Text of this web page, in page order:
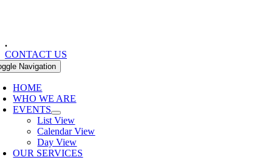
.
CONTACT US
Navigation
HOME
WHO WE ARE
EVENTS
List View
Calendar View
Day View
OUR SERVICES